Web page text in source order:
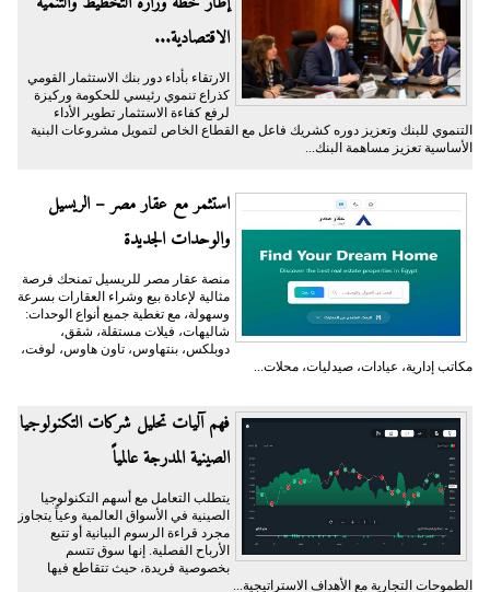
الاقتصادية...
الارتقاء بأداء دور بنك الاستثمار القومي
كذراع تنموي رئيسي للحكومة وركيزة
لرفع كفاءة الاستثمار تطوير الأداء
التنموي للبنك وتعزيز دوره كشريك فاعل مع القطاع الخاص لتمويل مشروعات البنية
الأساسية تعزيز مساهمة البنك...
استثمر مع عقار مصر – الريسيل
والوحدات الجديدة
منصة عقار مصر للريسيل تمنحك فرصة
مثالية لإعادة بيع وشراء العقارات بسرعة
وسهولة، مع تغطية جميع أنواع الوحدات:
شاليهات، فيلات مستقلة، شقق،
دوبلكس، بنتهاوس، تاون هاوس، لوفت،
مكاتب إدارية، عيادات، صيدليات، محلات...
فهم آليات تحليل شركات التكنولوجيا
الصينية المدرجة عالمياً
يتطلب التعامل مع أسهم التكنولوجيا
الصينية في الأسواق العالمية وعياً يتجاوز
مجرد قراءة الرسوم البيانية أو تتبع
الأرباح الفصلية. إنها سوق تتسم
بخصوصية فريدة، حيث تتقاطع فيها
الطموحات التجارية مع الأهداف الاستراتيجية...